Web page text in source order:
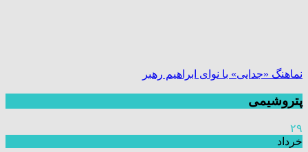
نماهنگ «جدایی» با نوای ابراهیم رهبر
پتروشیمی
۲۹
خرداد